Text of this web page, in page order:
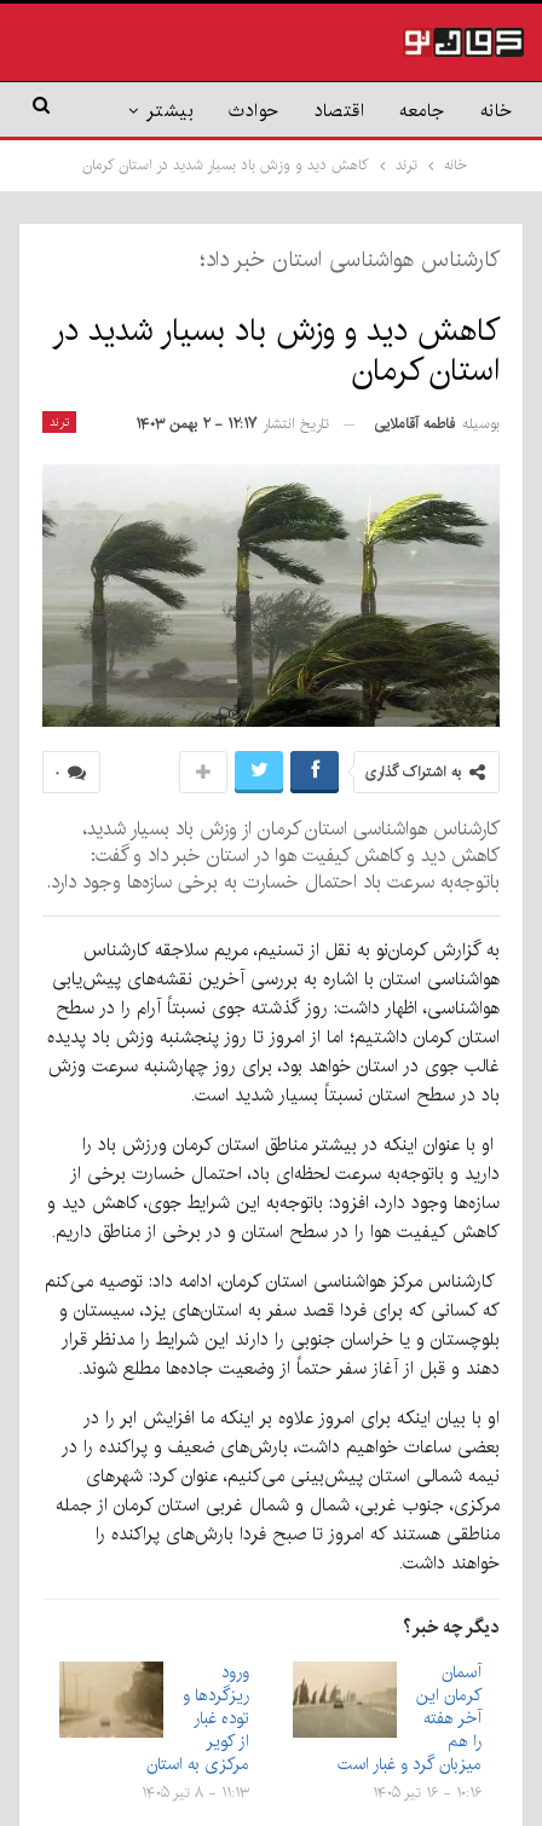
خانه جامعه اقتصاد حوادث بیشتر
خانه ترند کاهش دید و وزش باد بسیار شدید در استان کرمان
کارشناس هواشناسی استان خبر داد؛
کاهش دید و وزش باد بسیار شدید در
استان کرمان
ترند بوسیله فاطمه آقاملایی تاریخ انتشار ۱۲:۱۷ - ۲ بهمن ۱۴۰۳
۰ به اشتراک گذاری
کارشناس هواشناسی استان کرمان از وزش باد بسیار شدید،
کاهش دید و کاهش کیفیت هوا در استان خبر داد و گفت:
باتوجه‌به سرعت باد احتمال خسارت به برخی سازه‌ها وجود دارد.
به گزارش کرمان‌نو به نقل از تسنیم، مریم سلاجقه کارشناس
هواشناسی استان با اشاره به بررسی آخرین نقشه‌های پیش‌یابی
هواشناسی، اظهار داشت: روز گذشته جوی نسبتاً آرام را در سطح
استان کرمان داشتیم؛ اما از امروز تا روز پنجشنبه وزش باد پدیده
غالب جوی در استان خواهد بود، برای روز چهارشنبه سرعت وزش
باد در سطح استان نسبتاً بسیار شدید است.
او با عنوان اینکه در بیشتر مناطق استان کرمان ورزش باد را
دارید و باتوجه‌به سرعت لحظه‌ای باد، احتمال خسارت برخی از
سازه‌ها وجود دارد، افزود: باتوجه‌به این شرایط جوی، کاهش دید و
کاهش کیفیت هوا را در سطح استان و در برخی از مناطق داریم.
کارشناس مرکز هواشناسی استان کرمان، ادامه داد: توصیه می‌کنم
که کسانی که برای فردا قصد سفر به استان‌های یزد، سیستان و
بلوچستان و یا خراسان جنوبی را دارند این شرایط را مدنظر قرار
دهند و قبل از آغاز سفر حتماً از وضعیت جاده‌ها مطلع شوند.
او با بیان اینکه برای امروز علاوه بر اینکه ما افزایش ابر را در
بعضی ساعات خواهیم داشت، بارش‌های ضعیف و پراکنده را در
نیمه شمالی استان پیش‌بینی می‌کنیم، عنوان کرد: شهرهای
مرکزی، جنوب غربی، شمال و شمال غربی استان کرمان از جمله
مناطقی هستند که امروز تا صبح فردا بارش‌های پراکنده را
خواهند داشت.
دیگر چه خبر؟
آسمان
کرمان این
آخر هفته
را هم
میزبان گرد و غبار است
۱۰:۱۶ - ۱۶ تیر ۱۴۰۵
ورود
ریزگردها و
توده غبار
از کویر
مرکزی به استان
۱۱:۱۳ - ۸ تیر ۱۴۰۵